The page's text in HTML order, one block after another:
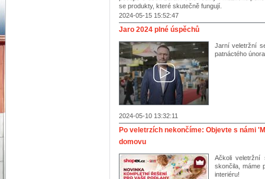
se produkty, které skutečně fungují.
2024-05-15 15:52:47
Jaro 2024 plné úspěchů
Jarní veletržní
patnáctého
2024-05-10 13:32:11
Po veletrzích nekončíme: Objevte s námi
domovu
Ačkoli
skončila, máme
interiéru!